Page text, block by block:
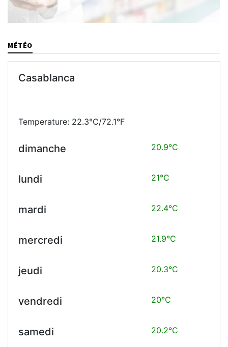
MÉTÉO
Casablanca
Temperature: 22.3°C/72.1°F
dimanche 20.9°C
lundi 21°C
mardi 22.4°C
mercredi 21.9°C
jeudi 20.3°C
vendredi 20°C
samedi 20.2°C